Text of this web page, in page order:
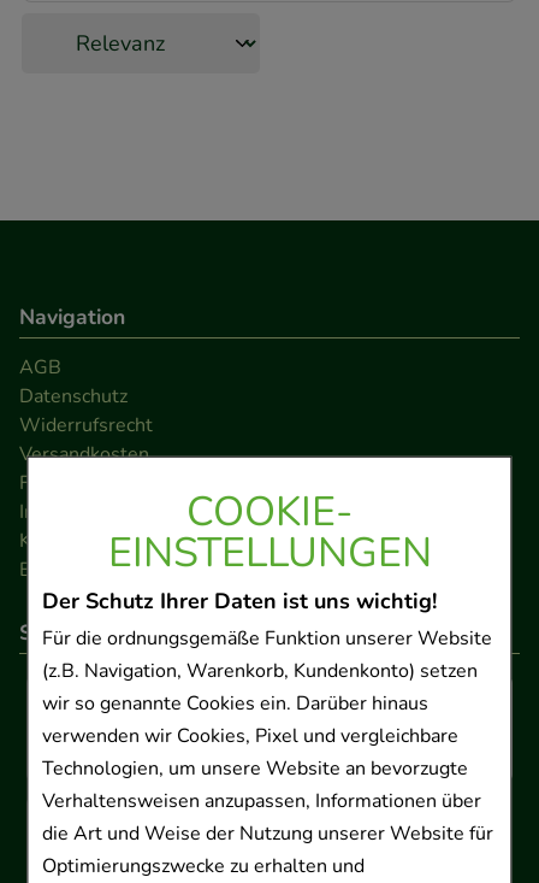
COOKIE-
EINSTELLUNGEN
Der Schutz Ihrer Daten ist uns wichtig!
Für die ordnungsgemäße Funktion unserer Website
(z.B. Navigation, Warenkorb, Kundenkonto) setzen
wir so genannte Cookies ein. Darüber hinaus
verwenden wir Cookies, Pixel und vergleichbare
Technologien, um unsere Website an bevorzugte
Verhaltensweisen anzupassen, Informationen über
die Art und Weise der Nutzung unserer Website für
Optimierungszwecke zu erhalten und
Navigation
AGB
Datenschutz
Widerrufsrecht
Versandkosten
FAQ
Impressum
Kontakt
Barrierefreiheitserklärung
So können Sie bezahlen